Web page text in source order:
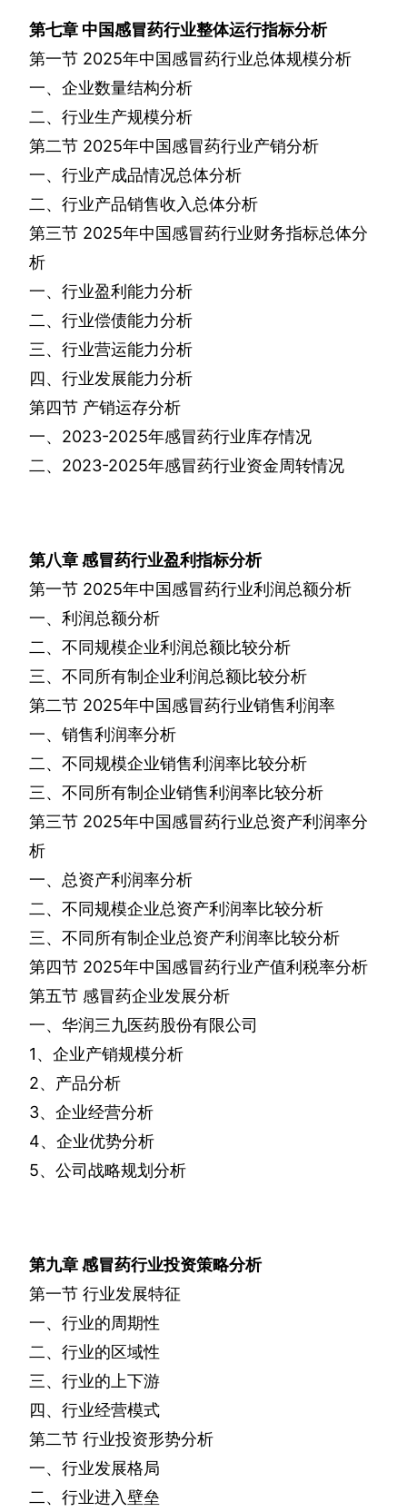
第七章 中国感冒药行业整体运行指标分析
第一节 2025年中国感冒药行业总体规模分析
一、企业数量结构分析
二、行业生产规模分析
第二节 2025年中国感冒药行业产销分析
一、行业产成品情况总体分析
二、行业产品销售收入总体分析
第三节 2025年中国感冒药行业财务指标总体分
析
一、行业盈利能力分析
二、行业偿债能力分析
三、行业营运能力分析
四、行业发展能力分析
第四节 产销运存分析
一、 2023-2025年感冒药行业库存情况
二、 2023-2025年感冒药行业资金周转情况
第八章感冒药行业盈利指标分析
第一节 2025年中国感冒药行业利润总额分析
一、利润总额分析
二、不同规模企业利润总额比较分析
三、不同所有制企业利润总额比较分析
第二节 2025年中国感冒药行业销售利润率
一、销售利润率分析
二、不同规模企业销售利润率比较分析
三、不同所有制企业销售利润率比较分析
第三节 2025年中国感冒药行业总资产利润率分
析
一、总资产利润率分析
二、不同规模企业总资产利润率比较分析
三、不同所有制企业总资产利润率比较分析
第四节 2025年中国感冒药行业产值利税率分析
第五节 感冒药企业发展分析
一、华润三九医药股份有限公司
1、企业产销规模分析
2、产品分析
3、企业经营分析
4、企业优势分析
5、公司战略规划分析
第九章感冒药行业投资策略分析
第一节 行业发展特征
一、行业的周期性
二、行业的区域性
三、行业的上下游
四、行业经营模式
第二节 行业投资形势分析
一、行业发展格局
二、行业进入壁垒